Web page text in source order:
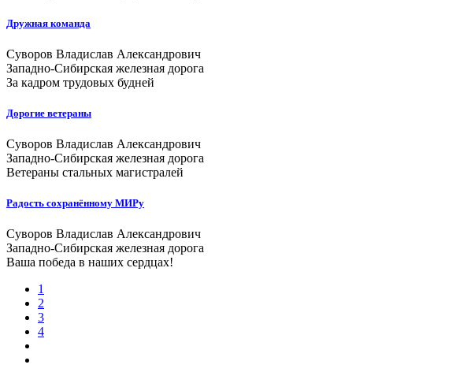
Дружная команда
Суворов Владислав Александрович
Западно-Сибирская железная дорога
За кадром трудовых будней
Дорогие ветераны
Суворов Владислав Александрович
Западно-Сибирская железная дорога
Ветераны стальных магистралей
Радость сохранённому МИРу
Суворов Владислав Александрович
Западно-Сибирская железная дорога
Ваша победа в наших сердцах!
1
2
3
4